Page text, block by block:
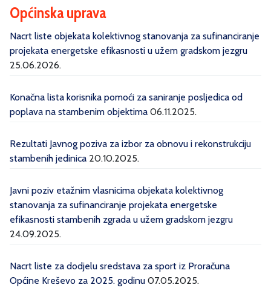
Općinska uprava
Nacrt liste objekata kolektivnog stanovanja za sufinanciranje
projekata energetske efikasnosti u užem gradskom jezgru
25.06.2026.
Konačna lista korisnika pomoći za saniranje posljedica od
poplava na stambenim objektima 06.11.2025.
Rezultati Javnog poziva za izbor za obnovu i rekonstrukciju
stambenih jedinica 20.10.2025.
Javni poziv etažnim vlasnicima objekata kolektivnog
stanovanja za sufinanciranje projekata energetske
efikasnosti stambenih zgrada u užem gradskom jezgru
24.09.2025.
Nacrt liste za dodjelu sredstava za sport iz Proračuna
Općine Kreševo za 2025. godinu 07.05.2025.